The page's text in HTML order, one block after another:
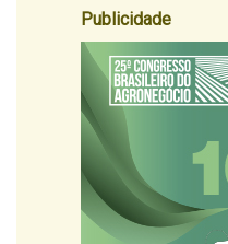
Publicidade